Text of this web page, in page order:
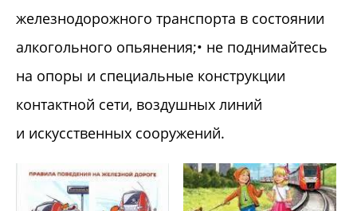
железнодорожного транспорта в состоянии
алкогольного опьянения;• не поднимайтесь
на опоры и специальные конструкции
контактной сети, воздушных линий
и искусственных сооружений.